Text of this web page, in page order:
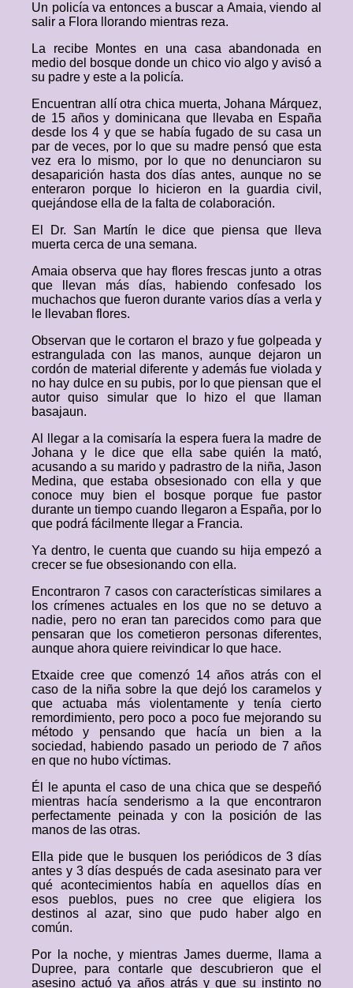
Un policía va entonces a buscar a Amaia, viendo al
salir a Flora llorando mientras reza.
La recibe Montes en una casa abandonada en
medio del bosque donde un chico vio algo y avisó a
su padre y este a la policía.
Encuentran allí otra chica muerta, Johana Márquez,
de 15 años y dominicana que llevaba en España
desde los 4 y que se había fugado de su casa un
par de veces, por lo que su madre pensó que esta
vez era lo mismo, por lo que no denunciaron su
desaparición hasta dos días antes, aunque no se
enteraron porque lo hicieron en la guardia civil,
quejándose ella de la falta de colaboración.
El Dr. San Martín le dice que piensa que lleva
muerta cerca de una semana.
Amaia observa que hay flores frescas junto a otras
que llevan más días, habiendo confesado los
muchachos que fueron durante varios días a verla y
le llevaban flores.
Observan que le cortaron el brazo y fue golpeada y
estrangulada con las manos, aunque dejaron un
cordón de material diferente y además fue violada y
no hay dulce en su pubis, por lo que piensan que el
autor quiso simular que lo hizo el que llaman
basajaun.
Al llegar a la comisaría la espera fuera la madre de
Johana y le dice que ella sabe quién la mató,
acusando a su marido y padrastro de la niña, Jason
Medina, que estaba obsesionado con ella y que
conoce muy bien el bosque porque fue pastor
durante un tiempo cuando llegaron a España, por lo
que podrá fácilmente llegar a Francia.
Ya dentro, le cuenta que cuando su hija empezó a
crecer se fue obsesionando con ella.
Encontraron 7 casos con características similares a
los crímenes actuales en los que no se detuvo a
nadie, pero no eran tan parecidos como para que
pensaran que los cometieron personas diferentes,
aunque ahora quiere reivindicar lo que hace.
Etxaide cree que comenzó 14 años atrás con el
caso de la niña sobre la que dejó los caramelos y
que actuaba más violentamente y tenía cierto
remordimiento, pero poco a poco fue mejorando su
método y pensando que hacía un bien a la
sociedad, habiendo pasado un periodo de 7 años
en que no hubo víctimas.
Él le apunta el caso de una chica que se despeñó
mientras hacía senderismo a la que encontraron
perfectamente peinada y con la posición de las
manos de las otras.
Ella pide que le busquen los periódicos de 3 días
antes y 3 días después de cada asesinato para ver
qué acontecimientos había en aquellos días en
esos pueblos, pues no cree que eligiera los
destinos al azar, sino que pudo haber algo en
común.
Por la noche, y mientras James duerme, llama a
Dupree, para contarle que descubrieron que el
asesino actuó ya años atrás y que su instinto no